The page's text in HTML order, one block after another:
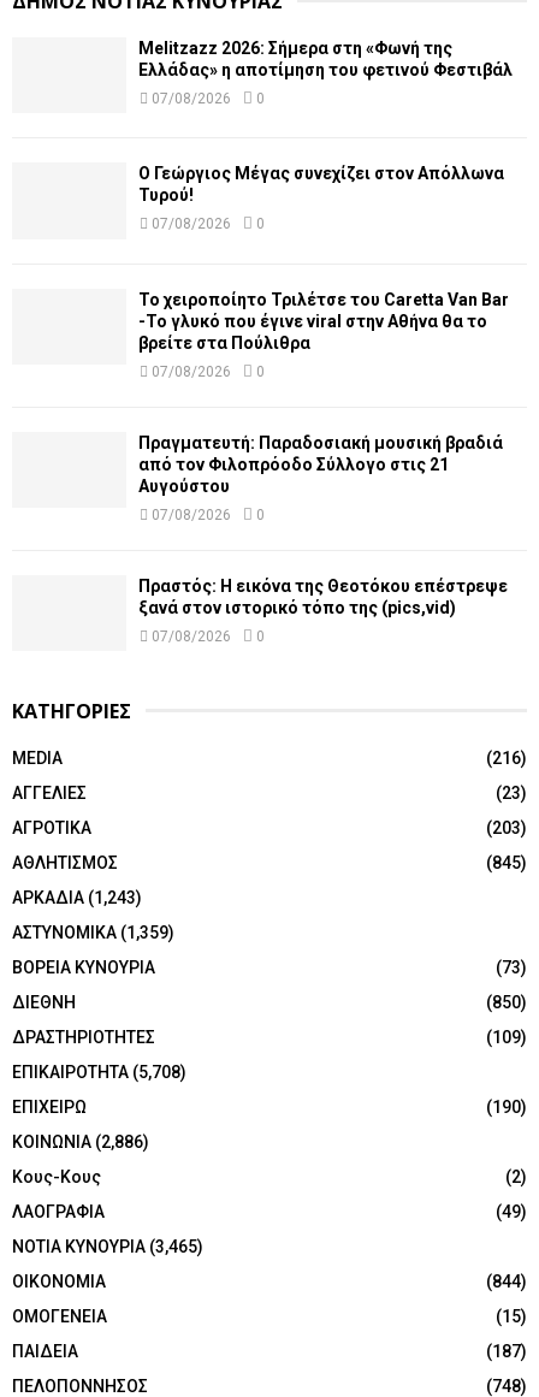
Melitzazz 2026: Σήμερα στη «Φωνή της
Ελλάδας» η αποτίμηση του φετινού Φεστιβάλ
07/08/2026 0
Ο Γεώργιος Μέγας συνεχίζει στον Απόλλωνα
Τυρού!
07/08/2026 0
Το χειροποίητο Τριλέτσε του Caretta Van Bar
-Το γλυκό που έγινε viral στην Αθήνα θα το
βρείτε στα Πούλιθρα
07/08/2026 0
Πραγματευτή: Παραδοσιακή μουσική βραδιά
από τον Φιλοπρόοδο Σύλλογο στις 21
Αυγούστου
07/08/2026 0
Πραστός: Η εικόνα της Θεοτόκου επέστρεψε
ξανά στον ιστορικό τόπο της (pics,vid)
07/08/2026 0
ΚΑΤΗΓΟΡΙΕΣ
MEDIA
(216)
ΑΓΓΕΛΙΕΣ
(23)
ΑΓΡΟΤΙΚΑ
(203)
ΑΘΛΗΤΙΣΜΟΣ
(845)
ΑΡΚΑΔΙΑ (1,243)
ΑΣΤΥΝΟΜΙΚΑ (1,359)
ΒΟΡΕΙΑ ΚΥΝΟΥΡΙΑ
(73)
ΔΙΕΘΝΗ
(850)
ΔΡΑΣΤΗΡΙΟΤΗΤΕΣ
(109)
ΕΠΙΚΑΙΡΟΤΗΤΑ (5,708)
ΕΠΙΧΕΙΡΩ
(190)
ΚΟΙΝΩΝΙΑ (2,886)
Κους-Κους
(2)
ΛΑΟΓΡΑΦΙΑ
(49)
ΝΟΤΙΑ ΚΥΝΟΥΡΙΑ (3,465)
ΟΙΚΟΝΟΜΙΑ
(844)
ΟΜΟΓΕΝΕΙΑ
(15)
ΠΑΙΔΕΙΑ
(187)
ΠΕΛΟΠΟΝΝΗΣΟΣ
(748)